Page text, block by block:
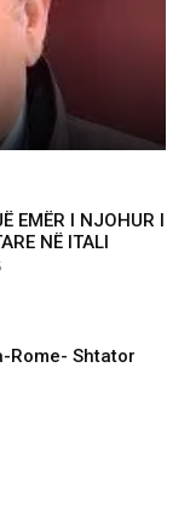
EMËR I NJOHUR I
NË ITALI
Rome- Shtator